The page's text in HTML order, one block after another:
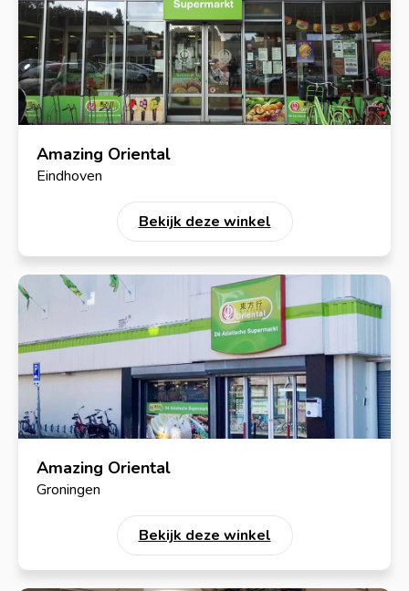
Amazing Oriental
Eindhoven
Bekijk deze winkel
Amazing Oriental
Groningen
Bekijk deze winkel